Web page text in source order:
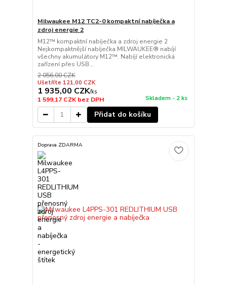
Milwaukee M12 TC2-0 kompaktní nabíječka a
zdroj energie 2
M12™ kompaktní nabíječka a zdroj energie 2
Nejkompaktnější nabíječka MILWAUKEE® nabíjí
všechny akumulátory M12™. Nabíjí elektronická
zařízení přes USB...
2 056,00 CZK
Ušetříte 121,00 CZK
1 935,00 CZK/ks
1 599,17 CZKbez DPH Skladem - 2 ks
Přidat do košíku
Doprava ZDARMA